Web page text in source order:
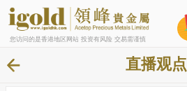
您访问的是香港地区网站 投资有风险 交易需谨慎
直播观点